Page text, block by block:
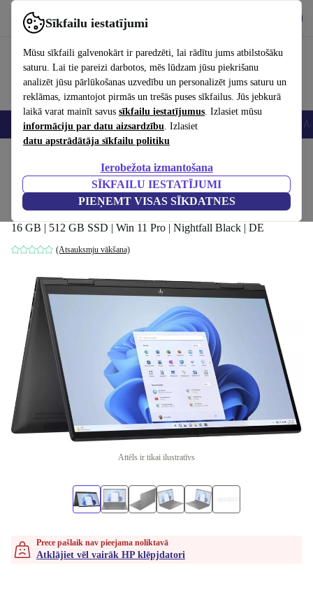
Sīkfailu iestatījumi
Mūsu sīkfaili galvenokārt ir paredzēti, lai rādītu jums atbilstošāku
saturu. Lai tie pareizi darbotos, mēs lūdzam jūsu piekrišanu
analizēt jūsu pārlūkošanas uzvedību un personalizēt jums saturu un
reklāmas, izmantojot pirmās un trešās puses sīkfailus. Jūs jebkurā
laikā varat mainīt savus sīkfailu iestatījumus. Izlasiet mūsu
informāciju par datu aizsardzību. Izlasiet
datu apstrādātāja sīkfailu politiku
Ierobežota izmantošana
SĪKFAILU IESTATĪJUMI
PIEŅEMT VISAS SĪKDATNES
Izmantojiet refurbed ātri un viegli
Viedtālruņi Portatīvie datori Planšetes Viedpulksteņi
HP Envy x360 2-in-1 15-fh0155ng | Ryzen
5 7530U | 15.6"
16 GB | 512 GB SSD | Win 11 Pro | Nightfall Black | DE
(Atsauksmju vākšana)
Attēls ir tikai ilustratīvs
Prece pašlaik nav pieejama noliktavā
Atklājiet vēl vairāk HP klēpjdatori